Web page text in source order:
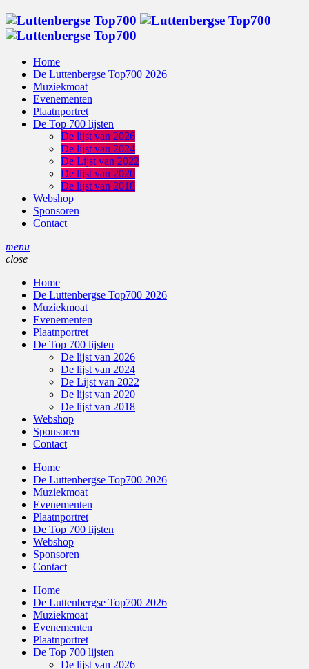
Home
De Luttenbergse Top700 2026
Muziekmoat
Evenementen
Plaatnportret
De Top 700 lijsten
De lijst van 2026
De lijst van 2024
De Lijst van 2022
De lijst van 2020
De lijst van 2018
Webshop
Sponsoren
Contact
menu
close
Home
De Luttenbergse Top700 2026
Muziekmoat
Evenementen
Plaatnportret
De Top 700 lijsten
De lijst van 2026
De lijst van 2024
De Lijst van 2022
De lijst van 2020
De lijst van 2018
Webshop
Sponsoren
Contact
Home
De Luttenbergse Top700 2026
Muziekmoat
Evenementen
Plaatnportret
De Top 700 lijsten
Webshop
Sponsoren
Contact
Home
De Luttenbergse Top700 2026
Muziekmoat
Evenementen
Plaatnportret
De Top 700 lijsten
De lijst van 2026